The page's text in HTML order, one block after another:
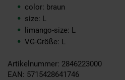
color: braun
size: L
limango-size: L
VG-Größe: L
Artikelnummer: 2846223000
EAN: 5715428641746